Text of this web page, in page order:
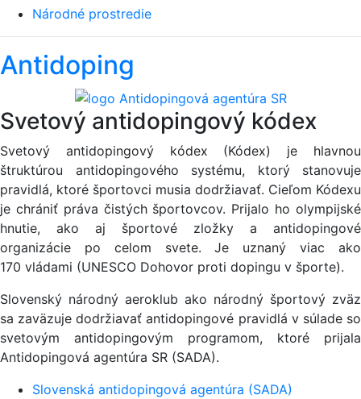
Národné prostredie
Antidoping
Svetový antidopingový kódex
Svetový antidopingový kódex (Kódex) je hlavnou
štruktúrou antidopingového systému, ktorý stanovuje
pravidlá, ktoré športovci musia dodržiavať. Cieľom Kódexu
je chrániť práva čistých športovcov. Prijalo ho olympijské
hnutie, ako aj športové zložky a antidopingové
organizácie po celom svete. Je uznaný viac ako
170 vládami (UNESCO Dohovor proti dopingu v športe).
Slovenský národný aeroklub ako národný športový zväz
sa zaväzuje dodržiavať antidopingové pravidlá v súlade so
svetovým antidopingovým programom, ktoré prijala
Antidopingová agentúra SR (SADA).
Slovenská antidopingová agentúra (SADA)